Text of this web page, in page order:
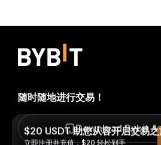
随时随地进行交易！
Download Bybit
$20 USDT 助您从容开启交易
立即注册并充值，$20 轻松到手